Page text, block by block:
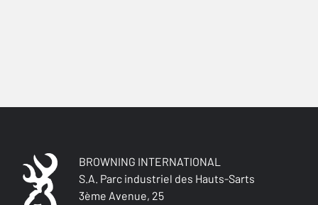
BROWNING INTERNATIONAL
S.A. Parc industriel des Hauts-Sarts
3ème Avenue, 25